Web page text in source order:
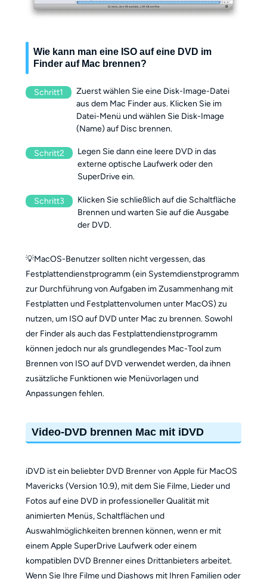
Wie kann man eine ISO auf eine DVD im
Finder auf Mac brennen?
Schritt1
Zuerst wählen Sie eine Disk-Image-Datei
aus dem Mac Finder aus. Klicken Sie im
Datei-Menü und wählen Sie Disk-Image
(Name) auf Disc brennen.
Schritt2
Legen Sie dann eine leere DVD in das
externe optische Laufwerk oder den
SuperDrive ein.
Schritt3
Klicken Sie schließlich auf die Schaltfläche
Brennen und warten Sie auf die Ausgabe
der DVD.
💡MacOS-Benutzer sollten nicht vergessen, das
Festplattendienstprogramm (ein Systemdienstprogramm
zur Durchführung von Aufgaben im Zusammenhang mit
Festplatten und Festplattenvolumen unter MacOS) zu
nutzen, um ISO auf DVD unter Mac zu brennen. Sowohl
der Finder als auch das Festplattendienstprogramm
können jedoch nur als grundlegendes Mac-Tool zum
Brennen von ISO auf DVD verwendet werden, da ihnen
zusätzliche Funktionen wie Menüvorlagen und
Anpassungen fehlen.
Video-DVD brennen Mac mit iDVD
iDVD ist ein beliebter DVD Brenner von Apple für MacOS
Mavericks (Version 10.9), mit dem Sie Filme, Lieder und
Fotos auf eine DVD in professioneller Qualität mit
animierten Menüs, Schaltflächen und
Auswahlmöglichkeiten brennen können, wenn er mit
einem Apple SuperDrive Laufwerk oder einem
kompatiblen DVD Brenner eines Drittanbieters arbeitet.
Wenn Sie Ihre Filme und Diashows mit Ihren Familien oder